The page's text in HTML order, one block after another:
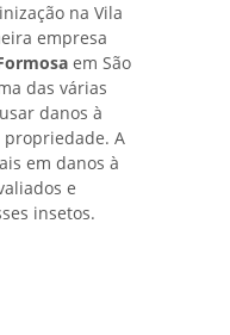
na Vila
empresa
em São
das várias
danos à
A
em danos à
e
insetos.